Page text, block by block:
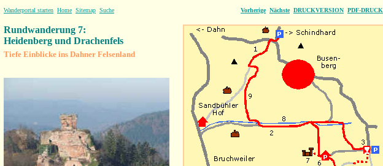
Wanderportal starten Home Sitemap Suche Vorherige Nächste DRUCKVERSION PDF-DRUCK
Rundwanderung 7:
Heidenberg und Drachenfels
Tiefe Einblicke ins Dahner Felsenland